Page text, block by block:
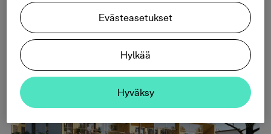
Espoon Tuulikello 3 - A-talossa on viisi kaksikerroksista
rivitalokotia ja B-talossa neljä kaksikerroksista
rivitalokotia.
Evästeasetukset
Hylkää
Hyväksy